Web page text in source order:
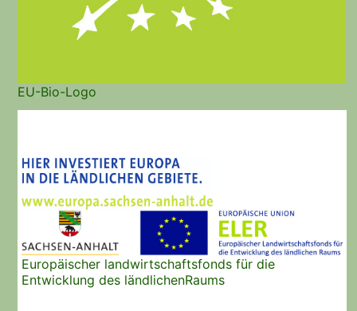
EU-Bio-Logo
Europäischer landwirtschaftsfonds für die
Entwicklung des ländlichenRaums